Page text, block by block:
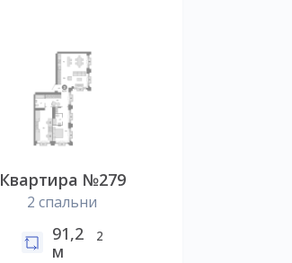
Квартира №279
2 спальни
91,2
м
2